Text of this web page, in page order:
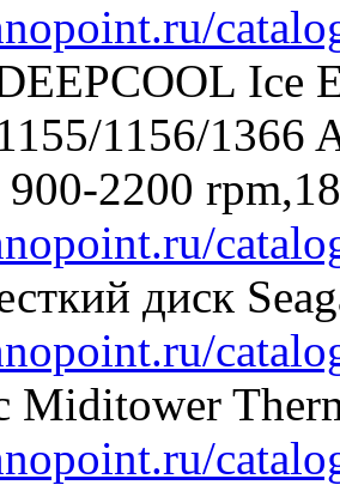
Ice
1156/
900-2200
диск
Miditower